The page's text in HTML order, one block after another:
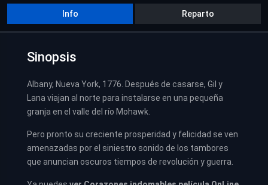
Info Reparto
Sinopsis
Albany, Nueva York, 1776. Después de casarse, Gil y
Lana viajan al norte para instalarse en una pequeña
granja en el valle del río Mohawk.
Pero pronto su creciente prosperidad y felicidad se ven
amenazadas por el siniestro sonido de los tambores
que anuncian oscuros tiempos de revolución y guerra.